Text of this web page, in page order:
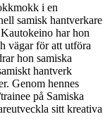
i en
samisk hantverkare
har hon
vägar för att utföra
hon samiska
hantverk
Genom hennes
på Samiska
sitt kreativa